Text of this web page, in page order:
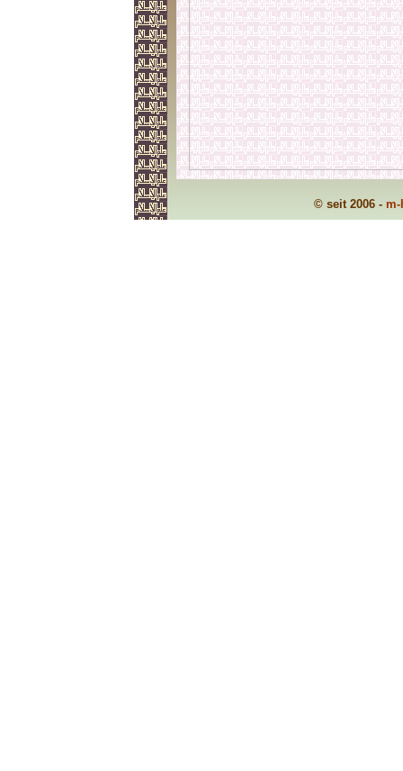
© seit 2006 -